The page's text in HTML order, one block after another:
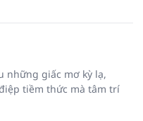
những giấc mơ kỳ lạ,
tiềm thức mà tâm trí